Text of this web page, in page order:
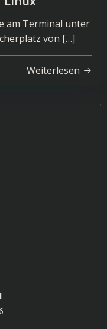
am Terminal unter
von […]
Weiterlesen